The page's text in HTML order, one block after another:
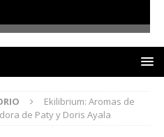
Ekilibrium: Aromas de
de Paty y Doris Ayala